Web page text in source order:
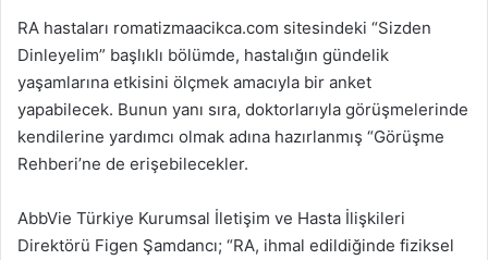
RA hastaları romatizmaacikca.com sitesindeki “Sizden
Dinleyelim” başlıklı bölümde, hastalığın gündelik
yaşamlarına etkisini ölçmek amacıyla bir anket
yapabilecek. Bunun yanı sıra, doktorlarıyla görüşmelerinde
kendilerine yardımcı olmak adına hazırlanmış “Görüşme
Rehberi’ne de erişebilecekler.
AbbVie Türkiye Kurumsal İletişim ve Hasta İlişkileri
Direktörü Figen Şamdancı; “RA, ihmal edildiğinde fiziksel